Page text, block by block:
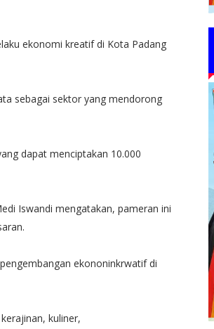
ekonomi kreatif di Kota Padang
sebagai sektor yang mendorong
dapat menciptakan 10.000
Iswandi mengatakan, pameran ini
ekononinkrwatif di
kuliner,